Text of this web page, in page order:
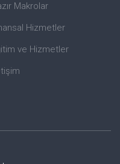
Makrolar
Hizmetler
ve Hizmetler